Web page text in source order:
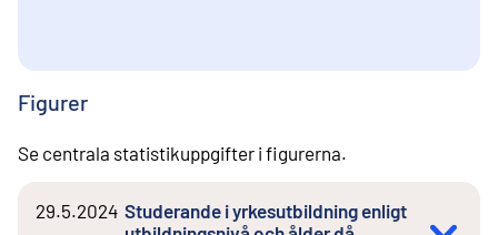
Figurer
Se centrala statistikuppgifter i figurerna.
29.5.2024 Studerande i yrkesutbildning enligt